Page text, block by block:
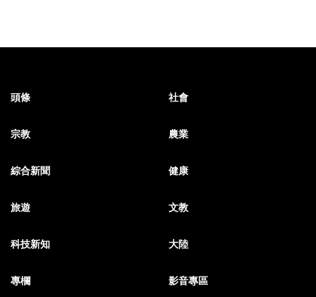
頭條 社會
宗教 農業
綜合新聞 健康
旅遊 文教
科技新知 大陸
專欄 影音專區